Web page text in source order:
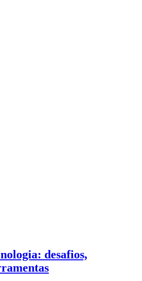
desafios,